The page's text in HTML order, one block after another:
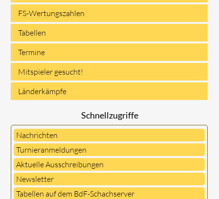
FS-Wertungszahlen
Tabellen
Termine
Mitspieler gesucht!
Länderkämpfe
Schnellzugriffe
Nachrichten
Turnieranmeldungen
Aktuelle Ausschreibungen
Newsletter
Tabellen auf dem BdF-Schachserver